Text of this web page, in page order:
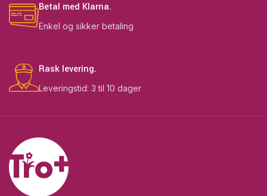
Betal med Klarna.
Enkel og sikker betaling
Rask levering.
Leveringstid: 3 til 10 dager